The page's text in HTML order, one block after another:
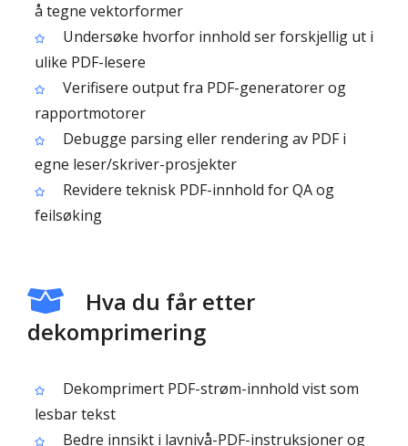
å tegne vektorformer
Undersøke hvorfor innhold ser forskjellig ut i
ulike PDF-lesere
Verifisere output fra PDF-generatorer og
rapportmotorer
Debugge parsing eller rendering av PDF i
egne leser/skriver-prosjekter
Revidere teknisk PDF-innhold for QA og
feilsøking
Hva du får etter
dekomprimering
Dekomprimert PDF-strøm-innhold vist som
lesbar tekst
Bedre innsikt i lavnivå-PDF-instruksjoner og